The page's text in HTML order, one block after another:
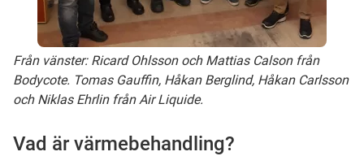
Från vänster: Ricard Ohlsson och Mattias Calson från
Bodycote. Tomas Gauffin, Håkan Berglind, Håkan Carlsson
och Niklas Ehrlin från Air Liquide.
Vad är värmebehandling?